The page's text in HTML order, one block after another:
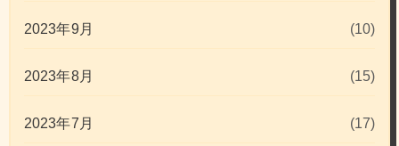
2023年9月 (10)
2023年8月 (15)
2023年7月 (17)